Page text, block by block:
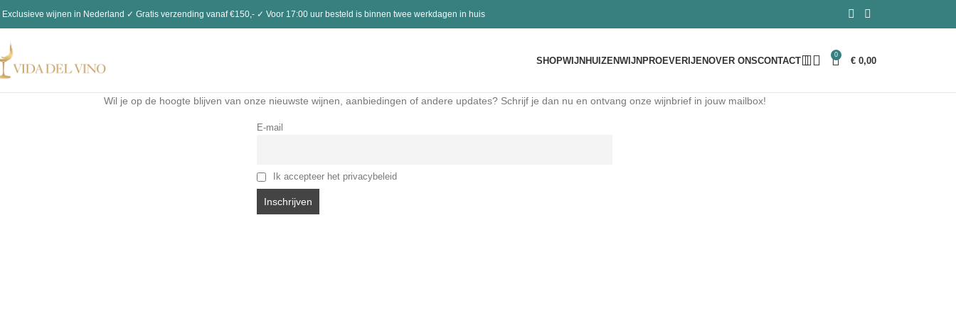
wijnen in Nederland ✓ Gratis verzending vanaf €150,- ✓ Voor 17:00 uur besteld is binnen twee werkdagen in huis
SHOPWIJNHUIZENWIJNPROEVERIJENOVER ONSCONTACT
0
€ 0,00
Wil je op de hoogte blijven van onze nieuwste wijnen, aanbiedingen of andere updates? Schrijf je dan nu en ontvang onze wijnbrief in jouw mailbox!
E-mail
Ik accepteer het privacybeleid